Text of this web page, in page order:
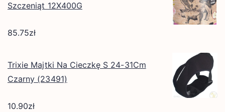
Szczeniąt 12X400G
85.75zł
Trixie Majtki Na Cieczkę S 24-31Cm
Czarny (23491)
10.90zł